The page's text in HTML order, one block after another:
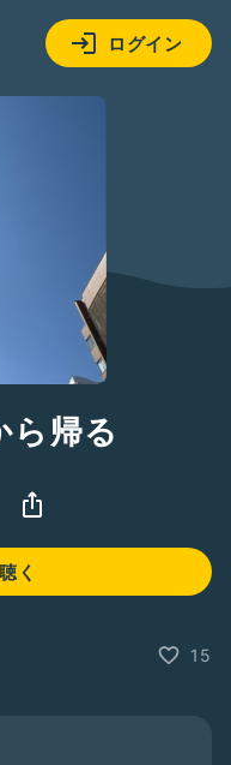
ログイン
ら帰る
く
15